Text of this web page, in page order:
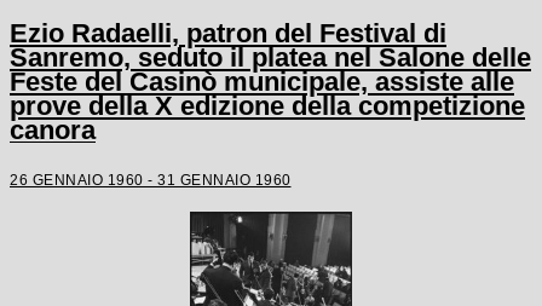
Ezio Radaelli, patron del Festival di
Sanremo, seduto il platea nel Salone delle
Feste del Casinò municipale, assiste alle
prove della X edizione della competizione
canora
26 GENNAIO 1960 - 31 GENNAIO 1960